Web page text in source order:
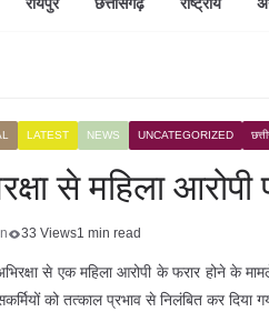
LATEST NEWS UNCATEGORIZED
से महिला
33 Views1 min read
से एक महिला आरोपी के फरार होने के
को तत्काल प्रभाव से निलंबित कर दिया